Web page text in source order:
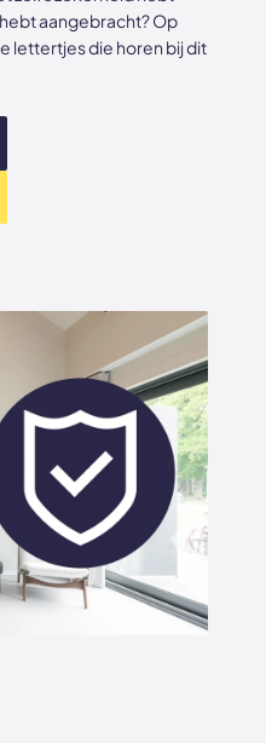
aangebracht? Op
lettertjes die horen bij dit